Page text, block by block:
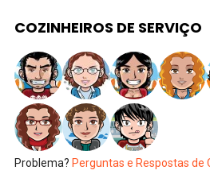
COZINHEIROS DE SERVIÇO
Problema? Perguntas e Respostas de